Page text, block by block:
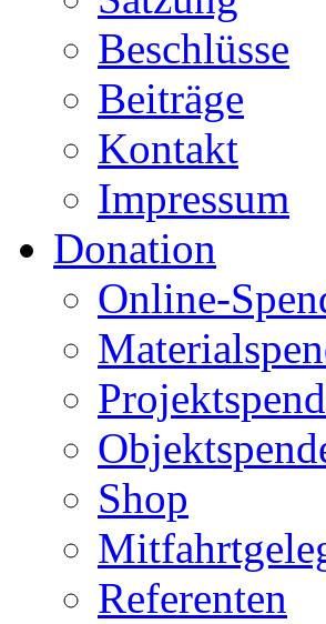
Beschlüsse
Beiträge
Kontakt
Impressum
Donation
Online-
Shop
Referenten